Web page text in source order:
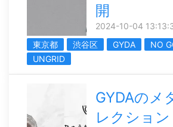
開
2024-10-04
東京都
渋谷区 GYDA
NO
UNGRID
GYDAのメ
レクション